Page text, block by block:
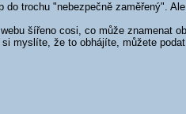
do trochu "nebezpečně zaměřený".
šířeno cosi, co může znamenat
myslíte, že to obhájíte, můžete